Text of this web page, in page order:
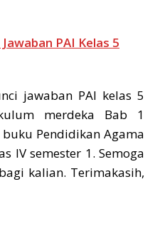
Jawaban PAI Kelas 5
jawaban PAI kelas 5
merdeka Bab 1
Pendidikan Agama
IV semester 1. Semoga
kalian. Terimakasih,